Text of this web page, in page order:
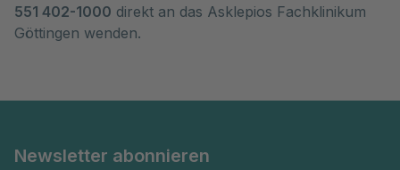
551 402-1000 direkt an das Asklepios Fachklinikum
Göttingen wenden.
Newsletter abonnieren